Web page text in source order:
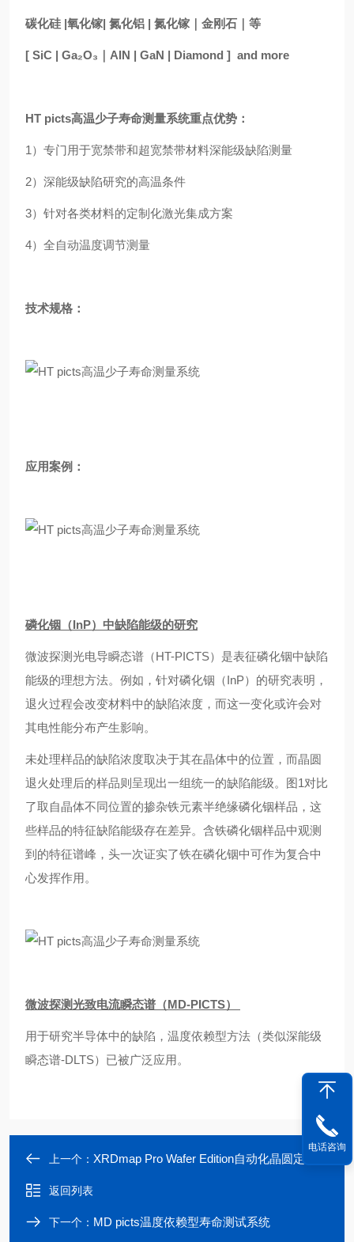
碳化硅 |氧化镓| 氮化铝 | 氮化镓｜金刚石｜等
[ SiC | Ga₂O₃ AIN | GaN | Diamond ] and more
HT picts高温少子寿命测量系统重点优势：
1）专门用于宽禁带和超宽禁带材料深能级缺陷测量
2）深能级缺陷研究的高温条件
3）针对各类材料的定制化激光集成方案
4）全自动温度调节测量
技术规格：
应用案例：
磷化铟（InP）中缺陷能级的研究
微波探测光电导瞬态谱（HT-PICTS）是表征磷化铟中缺陷
能级的理想方法。例如，针对磷化铟（InP）的研究表明，
退火过程会改变材料中的缺陷浓度，而这一变化或许会对
其电性能分布产生影响。
未处理样品的缺陷浓度取决于其在晶体中的位置，而晶圆
退火处理后的样品则呈现出一组统一的缺陷能级。图1对比
了取自晶体不同位置的掺杂铁元素半绝缘磷化铟样品，这
些样品的特征缺陷能级存在差异。含铁磷化铟样品中观测
到的特征谱峰，头一次证实了铁在磷化铟中可作为复合中
心发挥作用。
微波探测光致电流瞬态谱（MD-PICTS）
用于研究半导体中的缺陷，温度依赖型方法（类似深能级
瞬态谱-DLTS）已被广泛应用。
上一个： XRDmap Pro Wafer Edition自动化晶圆定向检测系统
返回列表
下一个： MD picts温度依赖型寿命测试系统
电话咨询